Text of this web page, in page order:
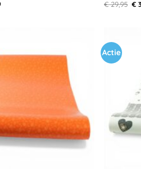
Huidige
€29,95 €
Toevoegen
aan
verlanglijst
Actie